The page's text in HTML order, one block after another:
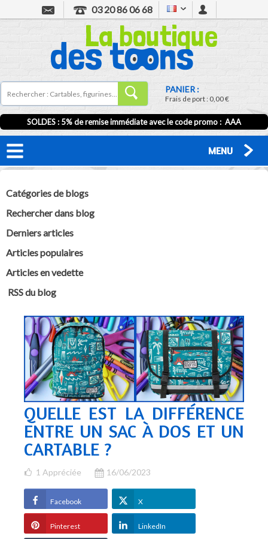
03 20 86 06 68
PANIER :
Frais de port :0,00 €
SOLDES : 5% de remise immédiate avec le code promo : AAA
MENU
Catégories de blogs
Rechercher dans blog
Derniers articles
Articles populaires
Articles en vedette
RSS du blog
QUELLE EST LA DIFFÉRENCE
ENTRE UN SAC À DOS ET UN
CARTABLE ?
1 Appréciée 16/06/2023
Facebook X
Pinterest LinkedIn